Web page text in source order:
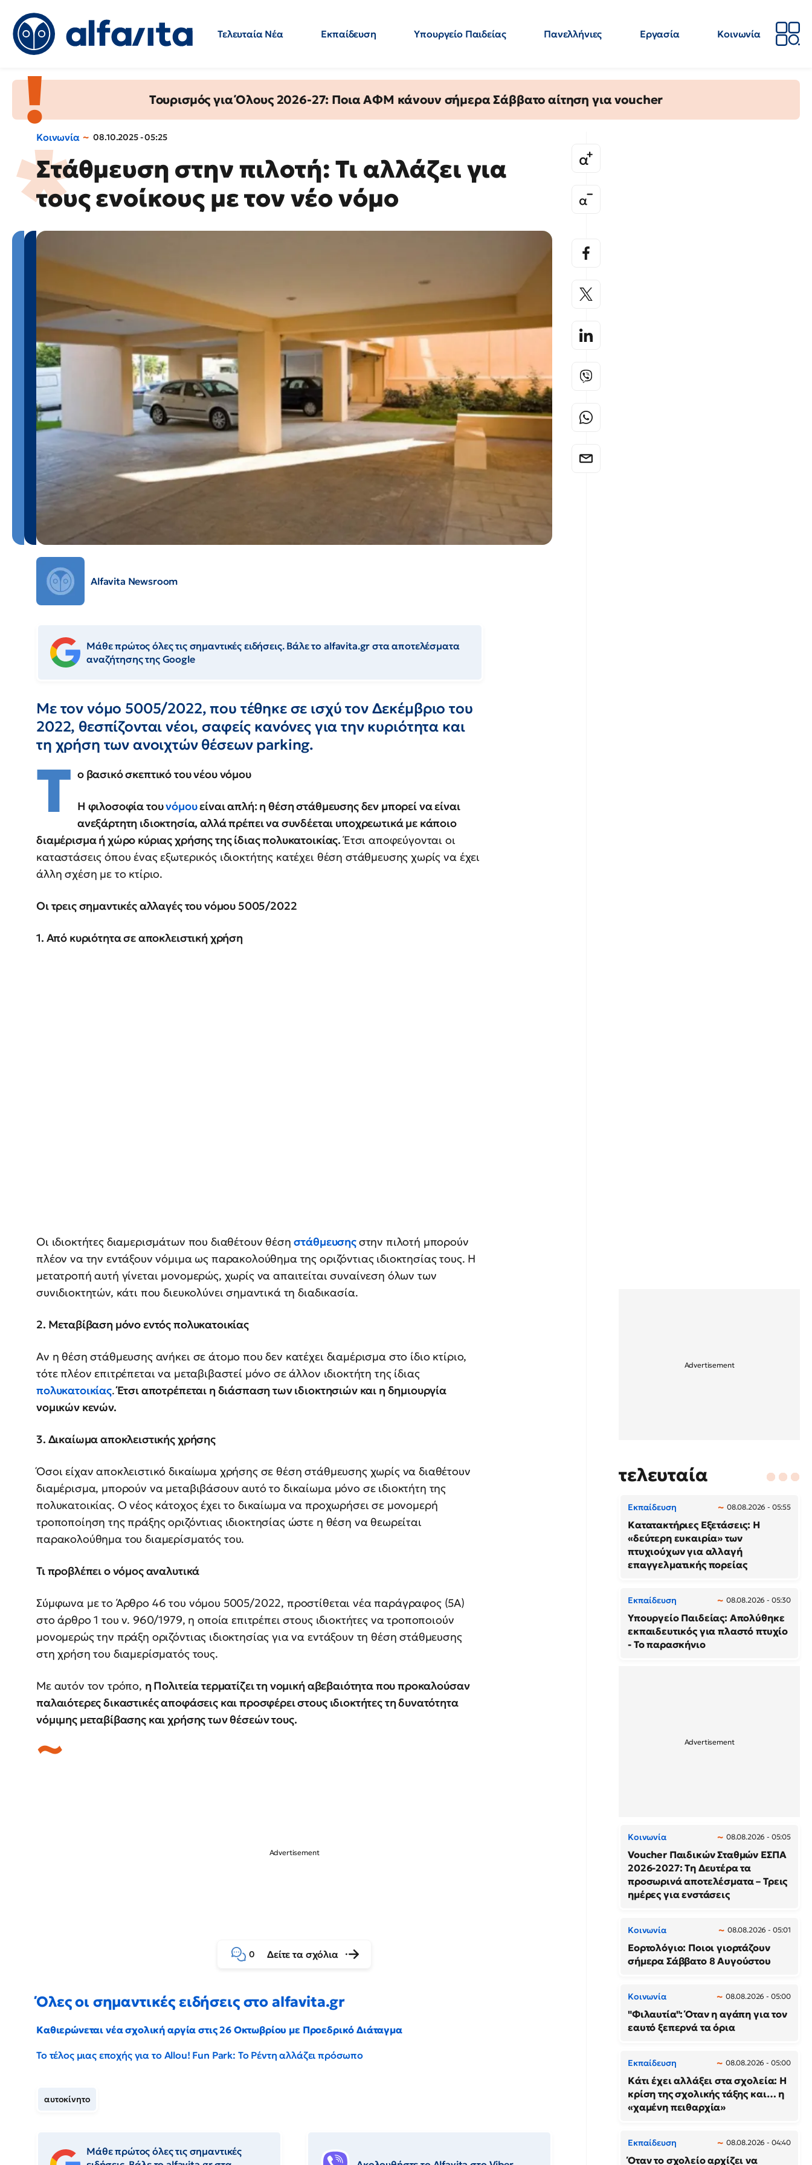
Τελευταία Νέα Εκπαίδευση Υπουργείο Παιδείας Πανελλήνιες Εργασία
Κοινωνία
Τουρισμός για Όλους 2026-27: Ποια ΑΦΜ κάνουν σήμερα Σάββατο αίτηση για voucher
Κοινωνία 08.10.2025 - 05:25
Στάθμευση στην πιλοτή: Τι αλλάζει για
τους ενοίκους με τον νέο νόμο
Alfavita Newsroom
Μάθε πρώτος όλες τις σημαντικές ειδήσεις. Βάλε το alfavita.gr στα αποτελέσματα
αναζήτησης της Google
Με τον νόμο 5005/2022, που τέθηκε σε ισχύ τον Δεκέμβριο του
2022, θεσπίζονται νέοι, σαφείς κανόνες για την κυριότητα και
τη χρήση των ανοιχτών θέσεων parking.
Τ ο βασικό σκεπτικό του νέου νόμου
Η φιλοσοφία τουνόμουείναι απλή: η θέση στάθμευσης δεν μπορεί να είναι
ανεξάρτητη ιδιοκτησία, αλλά πρέπει να συνδέεται υποχρεωτικά με κάποιο
διαμέρισμα ή χώρο κύριας χρήσης της ίδιας πολυκατοικίας.Έτσι αποφεύγονται οι
καταστάσεις όπου ένας εξωτερικός ιδιοκτήτης κατέχει θέση στάθμευσης χωρίς να έχει
άλλη σχέση με το κτίριο.
Οι τρεις σημαντικές αλλαγές του νόμου 5005/2022
1. Από κυριότητα σε αποκλειστική χρήση
Οι ιδιοκτήτες διαμερισμάτων που διαθέτουν θέσηστάθμευσηςστην πιλοτή μπορούν
πλέον να την εντάξουν νόμιμα ως παρακολούθημα της οριζόντιας ιδιοκτησίας τους. Η
μετατροπή αυτή γίνεται μονομερώς, χωρίς να απαιτείται συναίνεση όλων των
συνιδιοκτητών, κάτι που διευκολύνει σημαντικά τη διαδικασία.
2. Μεταβίβαση μόνο εντός πολυκατοικίας
Αν η θέση στάθμευσης ανήκει σε άτομο που δεν κατέχει διαμέρισμα στο ίδιο κτίριο,
τότε πλέον επιτρέπεται να μεταβιβαστεί μόνο σε άλλον ιδιοκτήτη της ίδιας
πολυκατοικίας.Έτσι αποτρέπεται η διάσπαση των ιδιοκτησιών και η δημιουργία
νομικών κενών.
3. Δικαίωμα αποκλειστικής χρήσης
Όσοι είχαν αποκλειστικό δικαίωμα χρήσης σε θέση στάθμευσης χωρίς να διαθέτουν
διαμέρισμα, μπορούν να μεταβιβάσουν αυτό το δικαίωμα μόνο σε ιδιοκτήτη της
πολυκατοικίας. Ο νέος κάτοχος έχει το δικαίωμα να προχωρήσει σε μονομερή
τροποποίηση της πράξης οριζόντιας ιδιοκτησίας ώστε η θέση να θεωρείται
παρακολούθημα του διαμερίσματός του.
Τι προβλέπει ο νόμος αναλυτικά
Σύμφωνα με το Άρθρο 46 του νόμου 5005/2022, προστίθεται νέα παράγραφος (5Α)
στο άρθρο 1 του ν. 960/1979, η οποία επιτρέπει στους ιδιοκτήτες να τροποποιούν
μονομερώς την πράξη οριζόντιας ιδιοκτησίας για να εντάξουν τη θέση στάθμευσης
στη χρήση του διαμερίσματός τους.
Με αυτόν τον τρόπο, η Πολιτεία τερματίζει τη νομική αβεβαιότητα που προκαλούσαν
παλαιότερες δικαστικές αποφάσεις και προσφέρει στους ιδιοκτήτες τη δυνατότητα
νόμιμης μεταβίβασης και χρήσης των θέσεών τους.
0 Δείτε τα σχόλια
Όλες οι σημαντικές ειδήσεις στο alfavita.gr
Καθιερώνεται νέα σχολική αργία στις 26 Οκτωβρίου με Προεδρικό Διάταγμα
Το τέλος μιας εποχής για το Allou! Fun Park: Το Ρέντη αλλάζει πρόσωπο
αυτοκίνητο
Μάθε πρώτος όλες τις σημαντικές
τελευταία
Εκπαίδευση 08.08.2026 - 05:55
Κατατακτήριες Εξετάσεις: Η
«δεύτερη ευκαιρία» των
πτυχιούχων για αλλαγή
επαγγελματικής πορείας
Εκπαίδευση 08.08.2026 - 05:30
Υπουργείο Παιδείας: Απολύθηκε
εκπαιδευτικός για πλαστό πτυχίο
- Το παρασκήνιο
Κοινωνία 08.08.2026 - 05:05
Voucher Παιδικών Σταθμών ΕΣΠΑ
2026-2027: Τη Δευτέρα τα
προσωρινά αποτελέσματα – Τρεις
ημέρες για ενστάσεις
Κοινωνία 08.08.2026 - 05:01
Εορτολόγιο: Ποιοι γιορτάζουν
σήμερα Σάββατο 8 Αυγούστου
Κοινωνία 08.08.2026 - 05:00
"Φιλαυτία": Όταν η αγάπη για τον
εαυτό ξεπερνά τα όρια
Εκπαίδευση 08.08.2026 - 05:00
Κάτι έχει αλλάξει στα σχολεία: H
κρίση της σχολικής τάξης και… η
«χαμένη πειθαρχία»
Εκπαίδευση 08.08.2026 - 04:40
Όταν το σχολείο αρχίζει να